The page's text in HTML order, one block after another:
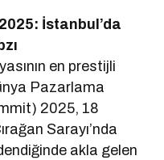
İstanbul’da
en prestijli
Pazarlama
2025, 18
Sarayı’nda
akla gelen